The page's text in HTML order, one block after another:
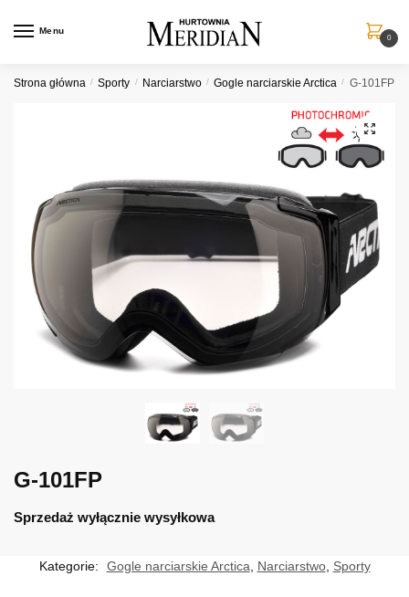
Menu
0
Strona główna / Sporty / Narciarstwo / Gogle narciarskie Arctica / G-101FP
G-101FP
Sprzedaż wyłącznie wysyłkowa
Kategorie: Gogle narciarskie Arctica, Narciarstwo, Sporty